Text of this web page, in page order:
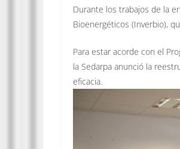
Durante los trabajos de la
Bioenergéticos (Inverbio),
Para estar acorde con el
la Sedarpa anunció la
eficacia.